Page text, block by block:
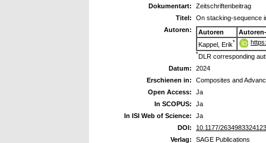
Dokumentart:
Zeitschriftenbeitrag
Titel:
On stacking-sequence
Autoren:
Autoren
Kappel, Erik*
*DLR corresponding
Datum:
2024
Erschienen in:
Composites and
Open Access:
Ja
In SCOPUS:
Ja
In ISI Web of Science:
Ja
DOI:
10.1177/
Verlag:
SAGE Publications